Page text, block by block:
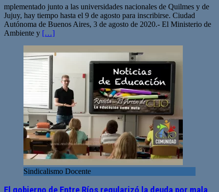
mplementado junto a las universidades nacionales de Quilmes y de
Jujuy, hay tiempo hasta el 9 de agosto para inscribirse. Ciudad
Autónoma de Buenos Aires, 3 de agosto de 2020.- El Ministerio de
Ambiente y […]
Sindicalismo Docente